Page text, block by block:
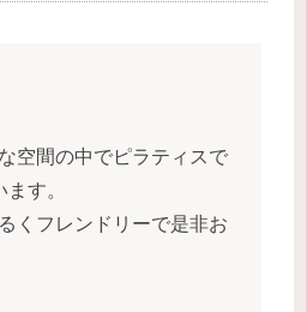
空間の中でピラティスで
す。
くフレンドリーで是非お